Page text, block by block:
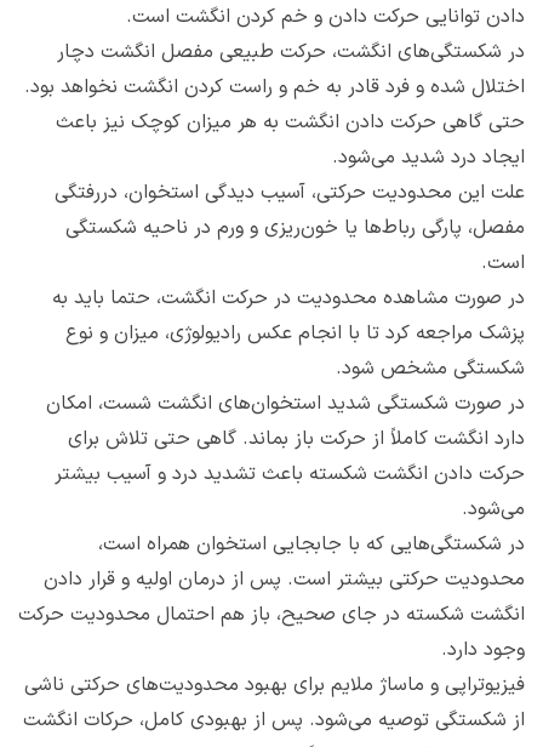
دادن توانایی حرکت دادن و خم کردن انگشت است.
در شکستگی‌های انگشت، حرکت طبیعی مفصل انگشت دچار
اختلال شده و فرد قادر به خم و راست کردن انگشت نخواهد بود.
حتی گاهی حرکت دادن انگشت به هر میزان کوچک نیز باعث
ایجاد درد شدید می‌شود.
علت این محدودیت حرکتی، آسیب دیدگی استخوان، دررفتگی
مفصل، پارگی رباط‌ها یا خون‌ریزی و ورم در ناحیه شکستگی
است.
در صورت مشاهده محدودیت در حرکت انگشت، حتما باید به
پزشک مراجعه کرد تا با انجام عکس رادیولوژی، میزان و نوع
شکستگی مشخص شود.
در صورت شکستگی شدید استخوان‌های انگشت شست، امکان
دارد انگشت کاملاً از حرکت باز بماند. گاهی حتی تلاش برای
حرکت دادن انگشت شکسته باعث تشدید درد و آسیب بیشتر
می‌شود.
در شکستگی‌هایی که با جابجایی استخوان همراه است،
محدودیت حرکتی بیشتر است. پس از درمان اولیه و قرار دادن
انگشت شکسته در جای صحیح، باز هم احتمال محدودیت حرکت
وجود دارد.
فیزیوتراپی و ماساژ ملایم برای بهبود محدودیت‌های حرکتی ناشی
از شکستگی توصیه می‌شود. پس از بهبودی کامل، حرکات انگشت